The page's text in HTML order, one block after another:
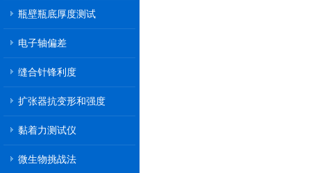
瓶壁瓶底厚度测试
电子轴偏差
缝合针锋利度
扩张器抗变形和强度
黏着力测试仪
微生物挑战法